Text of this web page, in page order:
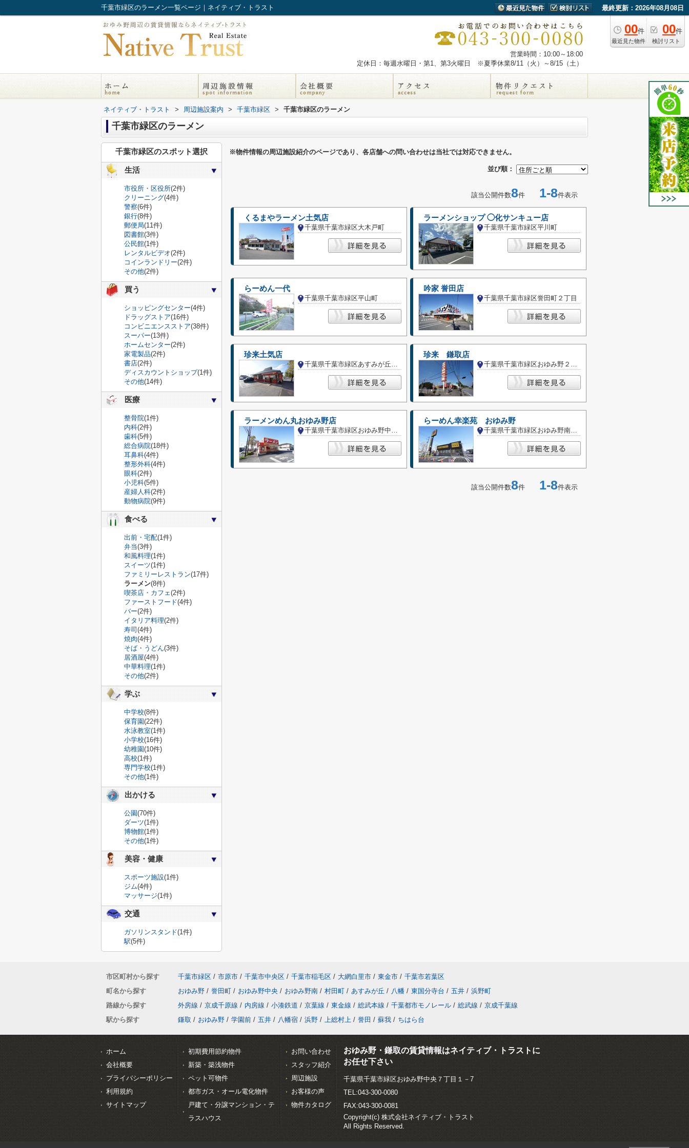
千葉市緑区のラーメン一覧ページ｜ネイティブ・トラスト 最終更新：2026年08月08日
00件
最近見た物件
00件
検討リスト
営業時間：10:00～18:00
定休日：毎週水曜日・第1、第3火曜日 ※夏季休業8/11（火）～8/15（土）
ネイティブ・トラスト > 周辺施設案内 > 千葉市緑区 > 千葉市緑区のラーメン
千葉市緑区のラーメン
※物件情報の周辺施設紹介のページであり、各店舗への問い合わせは当社では対応できません。
並び順：
該当公開件数8件 1-8件表示
くるまやラーメン土気店
千葉県千葉市緑区大木戸町
ラーメンショップ ◯化サンキュー店
千葉県千葉市緑区平川町
らーめん一代
千葉県千葉市緑区平山町
吟家 誉田店
千葉県千葉市緑区誉田町２丁目
珍来土気店
千葉県千葉市緑区あすみが丘５丁目
珍来 鎌取店
千葉県千葉市緑区おゆみ野２丁目
ラーメンめん丸おゆみ野店
千葉県千葉市緑区おゆみ野中央２丁目
らーめん幸楽苑 おゆみ野
千葉県千葉市緑区おゆみ野南２丁目
該当公開件数8件 1-8件表示
千葉市緑区のスポット選択
生活
市役所・区役所(2件)
クリーニング(4件)
警察(6件)
銀行(8件)
郵便局(11件)
図書館(3件)
公民館(1件)
レンタルビデオ(2件)
コインランドリー(2件)
その他(2件)
買う
ショッピングセンター(4件)
ドラッグストア(16件)
コンビニエンスストア(38件)
スーパー(13件)
ホームセンター(2件)
家電製品(2件)
書店(2件)
ディスカウントショップ(1件)
その他(14件)
医療
整骨院(1件)
内科(2件)
歯科(5件)
総合病院(18件)
耳鼻科(4件)
整形外科(4件)
眼科(2件)
小児科(5件)
産婦人科(2件)
動物病院(9件)
食べる
出前・宅配(1件)
弁当(3件)
和風料理(1件)
スイーツ(1件)
ファミリーレストラン(17件)
ラーメン(8件)
喫茶店・カフェ(2件)
ファーストフード(4件)
バー(2件)
イタリア料理(2件)
寿司 (4件)
焼肉(4件)
そば・うどん(3件)
居酒屋(4件)
中華料理(1件)
その他(2件)
学ぶ
中学校(8件)
保育園(22件)
水泳教室(1件)
小学校(16件)
幼稚園(10件)
高校(1件)
専門学校(1件)
その他(1件)
出かける
公園(70件)
ダーツ(1件)
博物館(1件)
その他(1件)
美容・健康
スポーツ施設(1件)
ジム(4件)
マッサージ(1件)
交通
ガソリンスタンド(1件)
駅(5件)
市区町村から探す 千葉市緑区 / 市原市 / 千葉市中央区 / 千葉市稲毛区 / 大網白里市 / 東金市 / 千葉市若葉区
町名から探す
おゆみ野 / 誉田町 / おゆみ野中央 / おゆみ野南 / 村田町 / あすみが丘 / 八幡 / 東国分寺台 / 五井 / 浜野町
路線から探す
外房線 / 京成千原線 / 内房線 / 小湊鉄道 / 京葉線 / 東金線 / 総武本線 / 千葉都市モノレール / 総武線 / 京成千葉線
駅から探す
鎌取 / おゆみ野 / 学園前 / 五井 / 八幡宿 / 浜野 / 上総村上 / 誉田 / 蘇我 / ちはら台
ホーム
会社概要
プライバシーポリシー
利用規約
サイトマップ
初期費用節約物件
新築・築浅物件
ペット可物件
都市ガス・オール電化物件
戸建て・分譲マンション・テ
ラスハウス
お問い合わせ
スタッフ紹介
周辺施設
お客様の声
物件カタログ
おゆみ野・鎌取の賃貸情報はネイティブ・トラストに
お任せ下さい
千葉県千葉市緑区おゆみ野中央７丁目１－7
TEL:043-300-0080
FAX:043-300-0081
Copyright(c) 株式会社ネイティブ・トラスト
All Rights Reserved.